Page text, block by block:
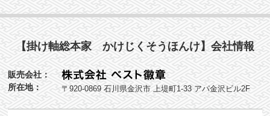
【掛け軸総本家 かけじくそうほんけ】会社情報
販売会社：
所在地：
〒920-0869 石川県金沢市 上堤町1-33 アパ金沢ビル2F